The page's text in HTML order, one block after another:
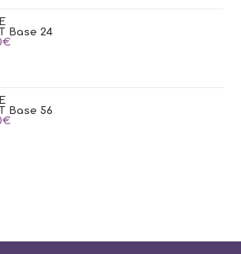
Base 24
€
Base 56
€